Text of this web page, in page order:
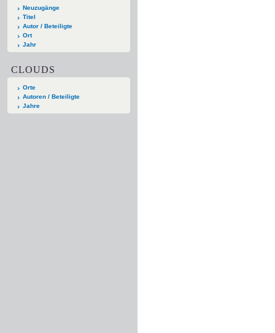
Neuzugänge
Titel
Autor / Beteiligte
Ort
Jahr
CLOUDS
Orte
Autoren / Beteiligte
Jahre